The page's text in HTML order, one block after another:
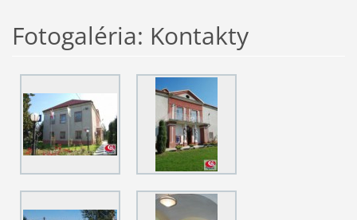
Fotogaléria: Kontakty